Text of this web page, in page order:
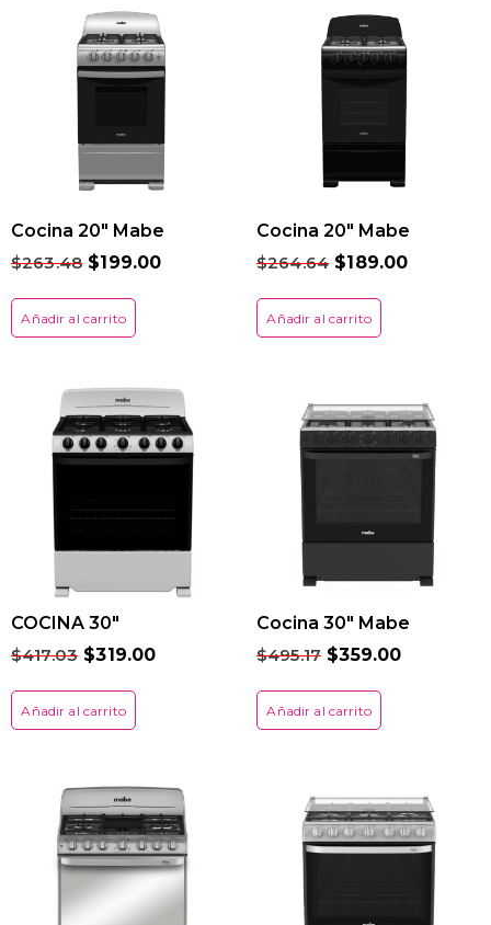
Cocina 20″ Mabe
$263.48 $199.00
Añadir al carrito
Cocina 20″ Mabe
$264.64 $189.00
Añadir al carrito
COCINA 30″
$417.03 $319.00
Añadir al carrito
Cocina 30″ Mabe
$495.17 $359.00
Añadir al carrito